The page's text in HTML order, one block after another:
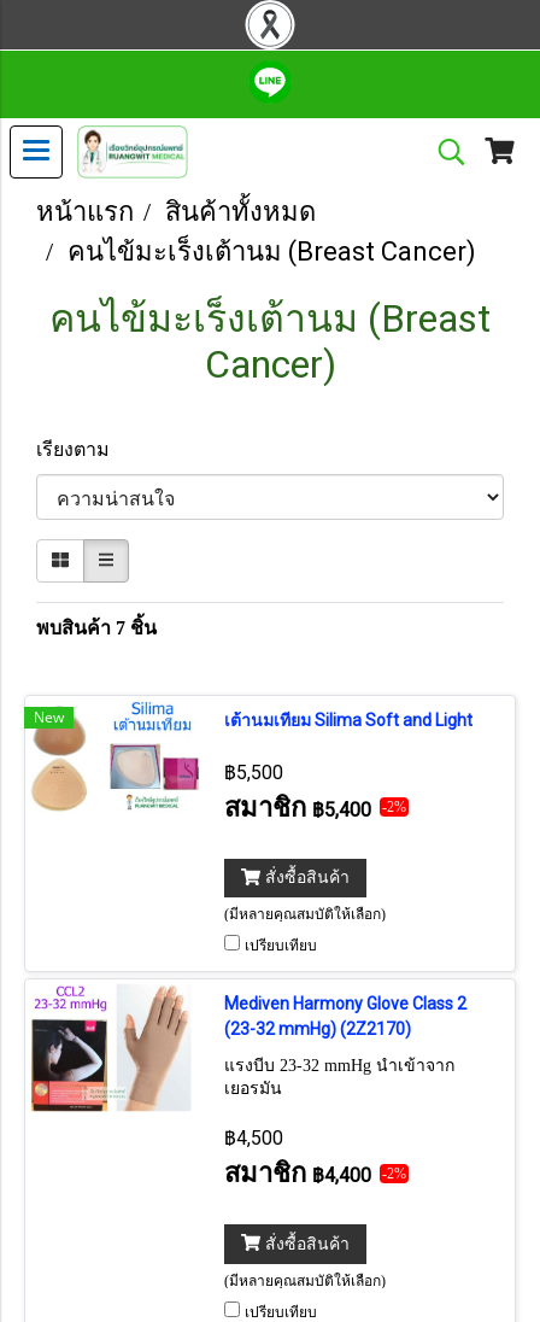
หน้าแรก
สินค้าทั้งหมด
คนไข้มะเร็งเต้านม (Breast Cancer)
คนไข้มะเร็งเต้านม (Breast
Cancer)
เรียงตาม
พบสินค้า 7 ชิ้น
New เต้านมเทียม Silima Soft and Light
฿5,500
สมาชิก ฿5,400 -2%
สั่งซื้อสินค้า
(มีหลายคุณสมบัติให้เลือก)
เปรียบเทียบ
Mediven Harmony Glove Class 2
(23-32 mmHg) (2Z2170)
แรงบีบ 23-32 mmHg นำเข้าจาก
เยอรมัน
฿4,500
สมาชิก ฿4,400 -2%
สั่งซื้อสินค้า
(มีหลายคุณสมบัติให้เลือก)
เปรียบเทียบ